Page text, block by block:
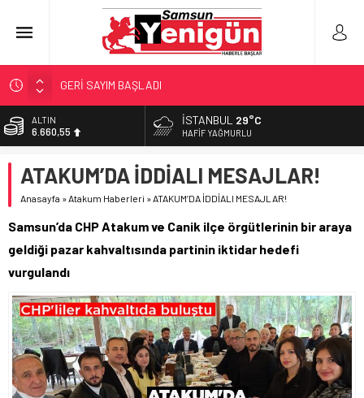
GERİ SAYIM BAŞLADI
SAMSUNSPOR’DA HEDEF 5’İNCİLİK!
‘BAFRA’YA YATIRIM YAPIN!’
YÖNETİCİ SEÇERKEN YAPILAN EN BÜYÜK HATALAR
ALTIN
6.660,55
13.779,39
DOLAR
55,1881
İSTANBUL 29°C
HAFIF YAĞMURLU
ATAKUM’DA İDDİALI MESAJLAR!
Anasayfa »Atakum Haberleri »ATAKUM’DA İDDİALI MESAJLAR!
Samsun’da CHP Atakum ve Canik ilçe örgütlerinin bir araya
geldiği pazar kahvaltısında partinin iktidar hedefi
vurgulandı